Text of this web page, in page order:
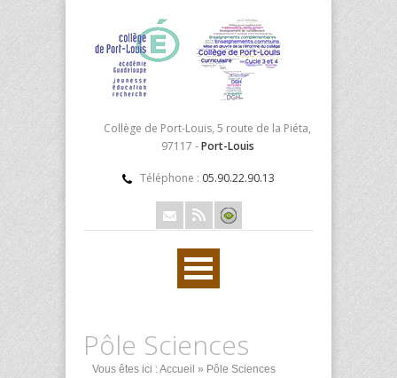
Collège de Port-Louis, 5 route de la Piéta,
97117 -Port-Louis
Téléphone : 05.90.22.90.13
Pôle Sciences
Vous êtes ici :Accueil » Pôle Sciences